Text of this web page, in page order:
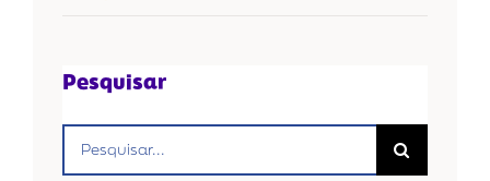
Pesquisar
resultados